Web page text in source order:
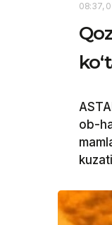
08:37,
ob-